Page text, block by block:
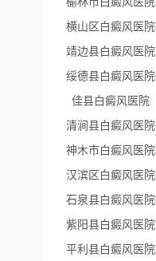
横山区白癜风医院
靖边县白癜风医院
绥德县白癜风医院
佳县白癜风医院
清涧县白癜风医院
神木市白癜风医院
汉滨区白癜风医院
石泉县白癜风医院
紫阳县白癜风医院
平利县白癜风医院